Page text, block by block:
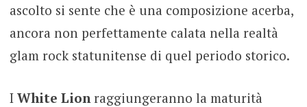
ascolto si sente che è una composizione acerba,
ancora non perfettamente calata nella realtà
glam rock statunitense di quel periodo storico.
I White Lion raggiungeranno la maturità